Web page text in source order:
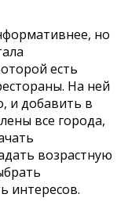
но
есть
На ней
и добавить в
все города,
возрастную
интересов.